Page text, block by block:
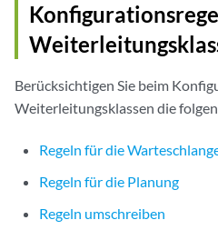
Berücksichtigen Sie beim
Weiterleitungsklassen die
Regeln für die
Regeln für die Planung
Regeln umschreiben